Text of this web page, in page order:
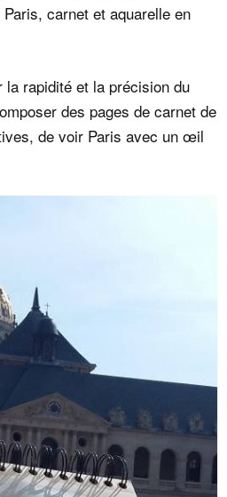
carnet et aquarelle en
la rapidité et la précision du
des pages de carnet de
de voir Paris avec un œil